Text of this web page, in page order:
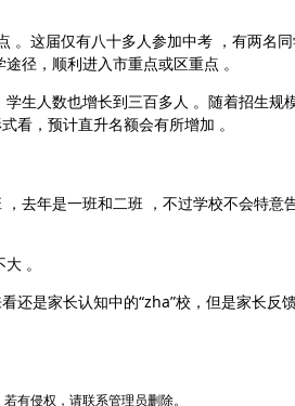
这届仅有八十多人参加中考 ，有两名
径，顺利进入市重点或区重点 。​
人数也增长到三百多人 。随着招生规
看，预计直升名额会有所增加 。​
年是一班和二班 ，不过学校不会特意
。
还是家长认知中的“zha”校，但是家长反
有侵权，请联系管理员删除。